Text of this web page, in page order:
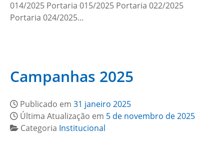
014/2025 Portaria 015/2025 Portaria 022/2025
Portaria 024/2025…
Campanhas 2025
Publicado em 31 janeiro 2025
Última Atualização em 5 de novembro de 2025
Categoria Institucional